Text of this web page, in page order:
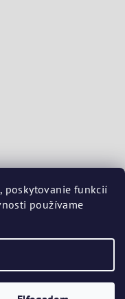
poskytovanie funkcií
používame
Štiavnica 03401